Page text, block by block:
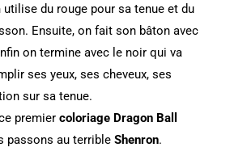
du rouge pour sa tenue et du
Ensuite, on fait son bâton avec
on termine avec le noir qui va
ses yeux, ses cheveux, ses
sur sa tenue.
premier coloriage Dragon Ball
passons au terrible Shenron.